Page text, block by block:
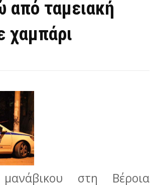
από ταμειακή
χαμπάρι
στη Βέροια